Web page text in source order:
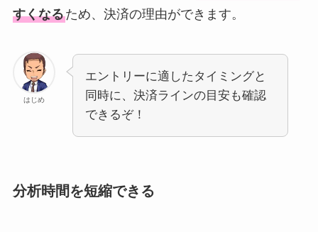
すくなるため、決済の理由ができます。
はじめ
エントリーに適したタイミングと
同時に、決済ラインの目安も確認
できるぞ！
分析時間を短縮できる